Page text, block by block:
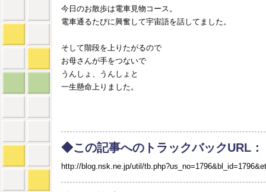
今日のお散歩は電車見物コース。
電車通るたびに興奮して宇宙語を話してました。
そして階段を上りたがるので
お母さんが手をつないで
うんしょ、うんしょと
一生懸命上りました。
◆この記事へのトラックバックURL：
http://blog.nsk.ne.jp/util/